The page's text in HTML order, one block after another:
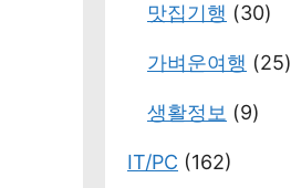
맛집기행 (30)
가벼운여행 (25)
생활정보 (9)
IT/PC (162)